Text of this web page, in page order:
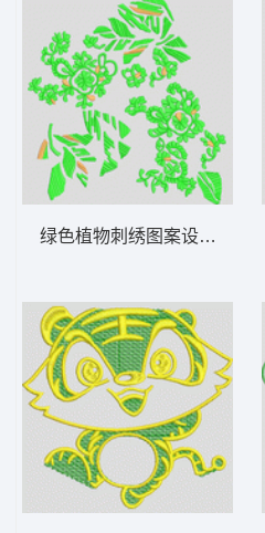
绿色植物刺绣图案设计 简单花